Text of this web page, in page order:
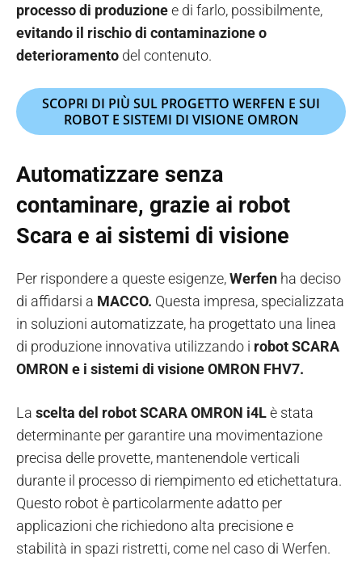
processo di produzionee di farlo, possibilmente,
evitando il rischio di contaminazione o
deterioramento del contenuto.
SCOPRI DI PIÙ SUL PROGETTO WERFEN E SUI
ROBOT E SISTEMI DI VISIONE OMRON
Automatizzare senza
contaminare, grazie ai robot
Scara e ai sistemi di visione
Per rispondere a queste esigenze,Werfen ha deciso
di affidarsi a MACCO. Questa impresa, specializzata
in soluzioni automatizzate, ha progettato una linea
di produzione innovativa utilizzando i robot SCARA
OMRON e i sistemi di visione OMRON FHV7.
La scelta del robot SCARA OMRON i4Lè stata
determinante per garantire una movimentazione
precisa delle provette, mantenendole verticali
durante il processo di riempimento ed etichettatura.
Questo robot è particolarmente adatto per
applicazioni che richiedono alta precisione e
stabilità in spazi ristretti, come nel caso di Werfen.